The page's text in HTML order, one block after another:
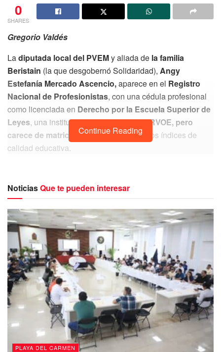
0
SHARES
Gregorio Valdés
Ladiputada local del PVEMy aliada de la familia
Beristain (la que desgobernó Solidaridad), Angy
Estefanía Mercado Ascencio,aparece en el Registro
Nacional de Profesionistas, con una cédula profesional
como licenciada en Derecho por la Escuela Superior de
Leyes, una institución privada que tieneRVOE, pero
carece de matricula escolarpor sus bajos índices de
calidad educativa.
Puedes volver a LeerEstefanía Mercado, ni oficio ni
beneficio como diputada
Si bien cuenta conRegistro de Validez Oficial de
Estudios (El RVOE), se trata solo de una certificación que
significa simplementeel cumplimiento por parte de un
particular,de los requisitos mínimos que establece laLey
Continue Reading
NoticiasQue te pueden interesar
PLAYA DEL CARMEN